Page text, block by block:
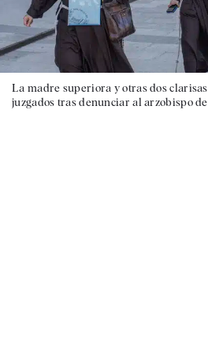
La madre superiora y otras dos
juzgados tras denunciar al arzobispo